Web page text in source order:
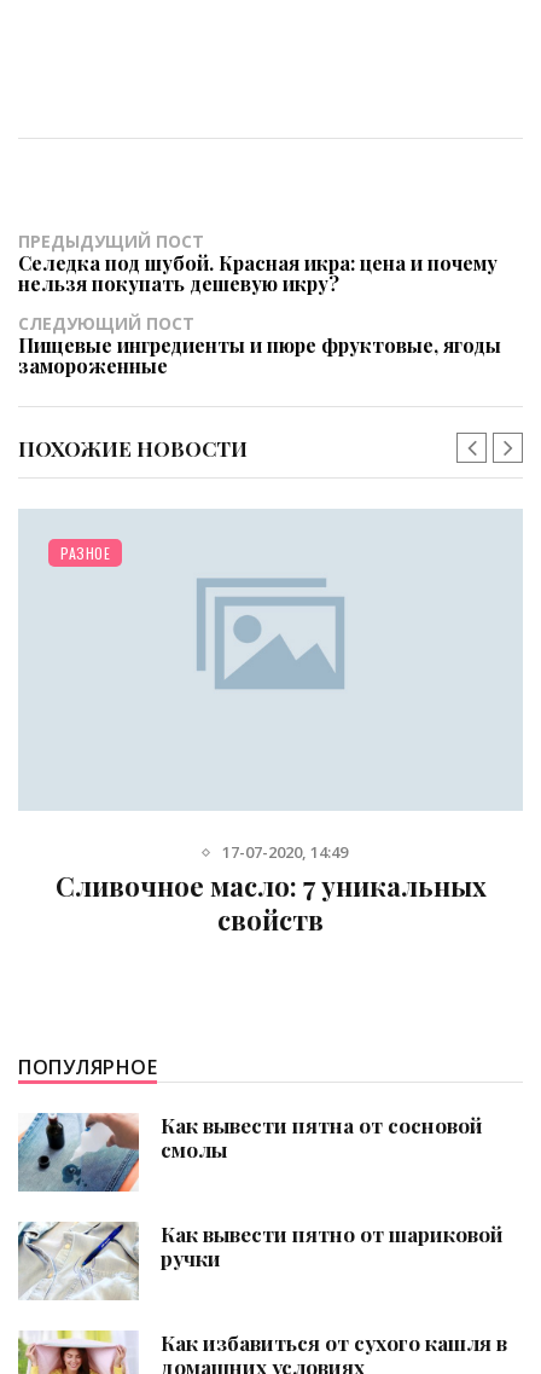
ПРЕДЫДУЩИЙ ПОСТ
Селедка под шубой. Красная икра: цена и почему
нельзя покупать дешевую икру?
СЛЕДУЮЩИЙ ПОСТ
Пищевые ингредиенты и пюре фруктовые, ягоды
замороженные
ПОХОЖИЕ НОВОСТИ
7 уникальных
Важные
ПОПУЛЯРНОЕ
Как вывести пятна от сосновой
смолы
Как вывести пятно от шариковой
ручки
Как избавиться от сухого кашля в
домашних условиях